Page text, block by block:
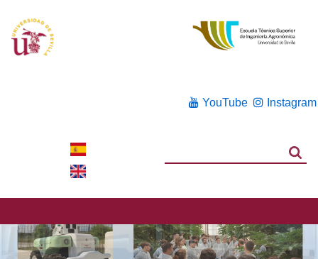
YouTube Instagram